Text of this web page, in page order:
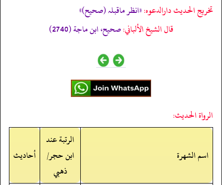
تخریج الحدیث دارالدعوہ:«انظر ماقبلہ (صحیح)»
قال الشيخ الألباني:صحيح، ابن ماجة (2740)
الرواة الحديث:
اسم الشهرة
الرتبة عند
ابن حجر/
ذهبي
أحاديث